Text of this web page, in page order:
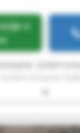
GmbH
GmbH
GmbH
Schauer